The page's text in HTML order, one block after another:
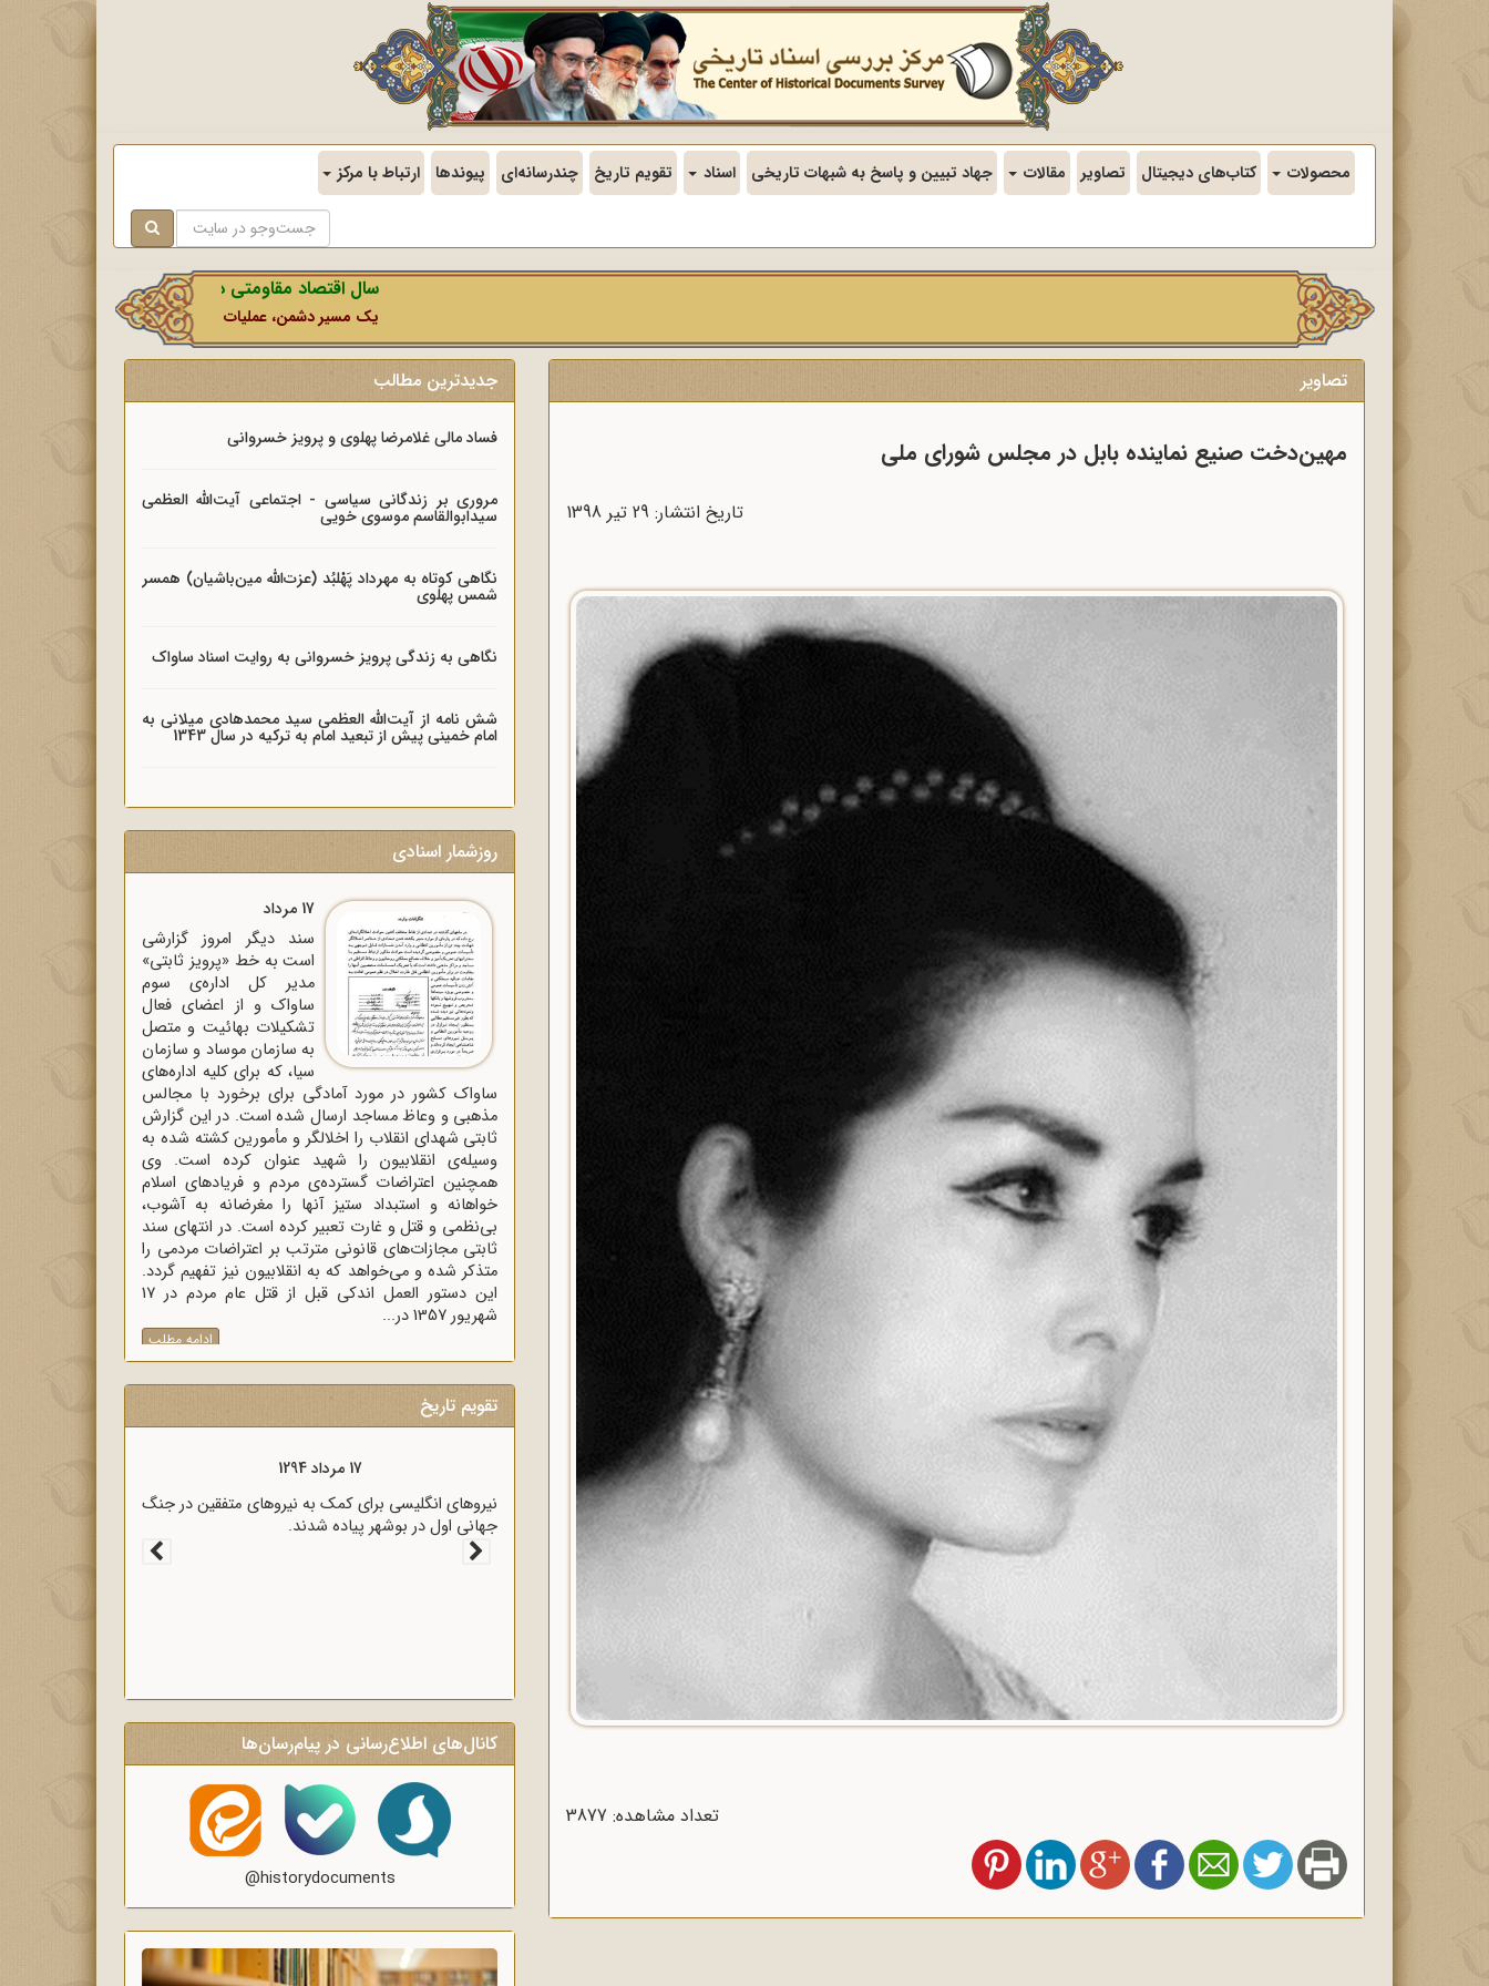
محصولات کتاب‌های دیجیتال تصاویر مقالات جهاد تبیین و پاسخ به شبهات تاریخی اسناد تقویم تاریخ چندرسانه‌ای پیوندها ارتباط با مرکز
سال اقتصاد مقاومتی در سایه وحدت ملی و امنیت ملی.
یک مسیر دشمن، عملیات رسانه‌ای او است که در این ایام
تصاویر
مهین‌دخت صنیع نماینده بابل در مجلس شورای ملی
تاریخ انتشار: 29 تير 1398
تعداد مشاهده: 3877
جدیدترین مطالب
فساد مالی غلامرضا پهلوی و پرویز خسروانی
مروری بر زندگانی سیاسی - اجتماعی آیت‌الله العظمی
سیدابوالقاسم موسوی خویی
نگاهی کوتاه به مهرداد پَهْلبُد (عزت‌الله مین‌باشیان) همسر
شمس پهلوی
نگاهی به زندگی پرویز خسروانی به روایت اسناد ساواک
شش نامه از آیت‌الله العظمی سید محمدهادی میلانی به
امام خمینی پیش از تبعید امام به ترکیه در سال 1343
روزشمار اسنادی
17 مرداد
سند دیگر امروز گزارشی
است به خط «پرویز ثابتی»
مدیر کل اداره‌ی سوم
ساواک و از اعضای فعال
تشکیلات بهائیت و متصل
به سازمان موساد و سازمان
سیا، که برای کلیه اداره‌های
ساواک‌ کشور در مورد آمادگی برای برخورد با مجالس
مذهبی و وعاظ مساجد ارسال شده است. در این گزارش
ثابتی شهدای انقلاب را اخلالگر و مأمورین کشته شده به
وسیله‌ی انقلابیون را شهید عنوان کرده است. وی
همچنین اعتراضات گسترده‌ی مردم و فریادهای اسلام
خواهانه و استبداد ستیز آنها را مغرضانه به آشوب،
بی‌نظمی و قتل و غارت تعبیر کرده است. در انتهای سند
ثابتی مجازات‌های قانونی مترتب بر اعتراضات مردمی را
متذکر شده و می‌خواهد که به انقلابیون نیز تفهیم گردد.
این دستور العمل اندکی قبل از قتل عام مردم در 17
شهریور 1357 در...
ادامه مطلب
تقویم تاریخ
17 مرداد 1294
نیروهای انگلیسی برای کمک به نیروهای متفقین در جنگ
جهانی اول در بوشهر پیاده شدند.
17 مرداد 1298
قرارداد 1919 که عملاً ایران را مستعمره انگلستان می‌کرد،
به وسیله وثوق‌الدوله با انگلیسی‌ها امضا شد.
کانال‌های اطلاع‌رسانی در پیام‌رسان‌ها
@historydocuments